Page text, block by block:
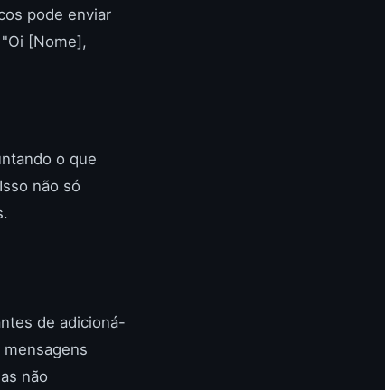
pode enviar
[Nome],
o que
não só
de adicioná-
não